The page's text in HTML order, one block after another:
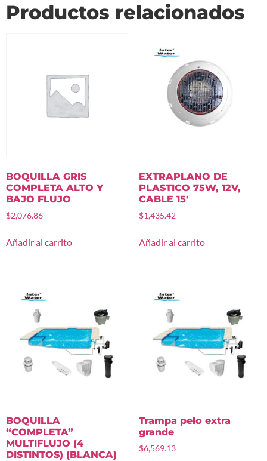
Productos relacionados
BOQUILLA GRIS
COMPLETA ALTO Y
BAJO FLUJO
$2,076.86
Añadir al carrito
EXTRAPLANO DE
PLASTICO 75W, 12V,
CABLE 15′
$1,435.42
Añadir al carrito
BOQUILLA
“COMPLETA”
MULTIFLUJO (4
DISTINTOS) (BLANCA)
Trampa pelo extra
grande
$6,569.13